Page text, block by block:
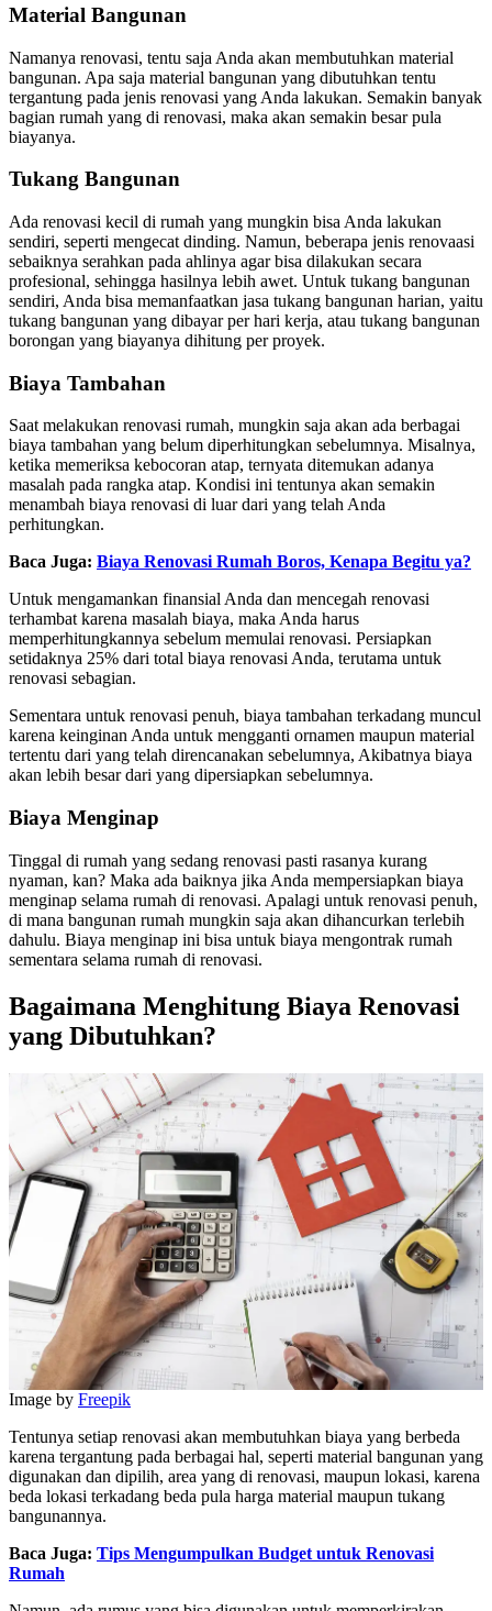
Material Bangunan
Namanya renovasi, tentu saja Anda akan membutuhkan material
bangunan. Apa saja material bangunan yang dibutuhkan tentu
tergantung pada jenis renovasi yang Anda lakukan. Semakin banyak
bagian rumah yang di renovasi, maka akan semakin besar pula
biayanya.
Tukang Bangunan
Ada renovasi kecil di rumah yang mungkin bisa Anda lakukan
sendiri, seperti mengecat dinding. Namun, beberapa jenis renovaasi
sebaiknya serahkan pada ahlinya agar bisa dilakukan secara
profesional, sehingga hasilnya lebih awet. Untuk tukang bangunan
sendiri, Anda bisa memanfaatkan jasa tukang bangunan harian, yaitu
tukang bangunan yang dibayar per hari kerja, atau tukang bangunan
borongan yang biayanya dihitung per proyek.
Biaya Tambahan
Saat melakukan renovasi rumah, mungkin saja akan ada berbagai
biaya tambahan yang belum diperhitungkan sebelumnya. Misalnya,
ketika memeriksa kebocoran atap, ternyata ditemukan adanya
masalah pada rangka atap. Kondisi ini tentunya akan semakin
menambah biaya renovasi di luar dari yang telah Anda
perhitungkan.
Baca Juga: Biaya Renovasi Rumah Boros, Kenapa Begitu ya?
Untuk mengamankan finansial Anda dan mencegah renovasi
terhambat karena masalah biaya, maka Anda harus
memperhitungkannya sebelum memulai renovasi. Persiapkan
setidaknya 25% dari total biaya renovasi Anda, terutama untuk
renovasi sebagian.
Sementara untuk renovasi penuh, biaya tambahan terkadang muncul
karena keinginan Anda untuk mengganti ornamen maupun material
tertentu dari yang telah direncanakan sebelumnya, Akibatnya biaya
akan lebih besar dari yang dipersiapkan sebelumnya.
Biaya Menginap
Tinggal di rumah yang sedang renovasi pasti rasanya kurang
nyaman, kan? Maka ada baiknya jika Anda mempersiapkan biaya
menginap selama rumah di renovasi. Apalagi untuk renovasi penuh,
di mana bangunan rumah mungkin saja akan dihancurkan terlebih
dahulu. Biaya menginap ini bisa untuk biaya mengontrak rumah
sementara selama rumah di renovasi.
Bagaimana Menghitung Biaya Renovasi
yang Dibutuhkan?
Image by Freepik
Tentunya setiap renovasi akan membutuhkan biaya yang berbeda
karena tergantung pada berbagai hal, seperti material bangunan yang
digunakan dan dipilih, area yang di renovasi, maupun lokasi, karena
beda lokasi terkadang beda pula harga material maupun tukang
bangunannya.
Baca Juga: Tips Mengumpulkan Budget untuk Renovasi
Rumah